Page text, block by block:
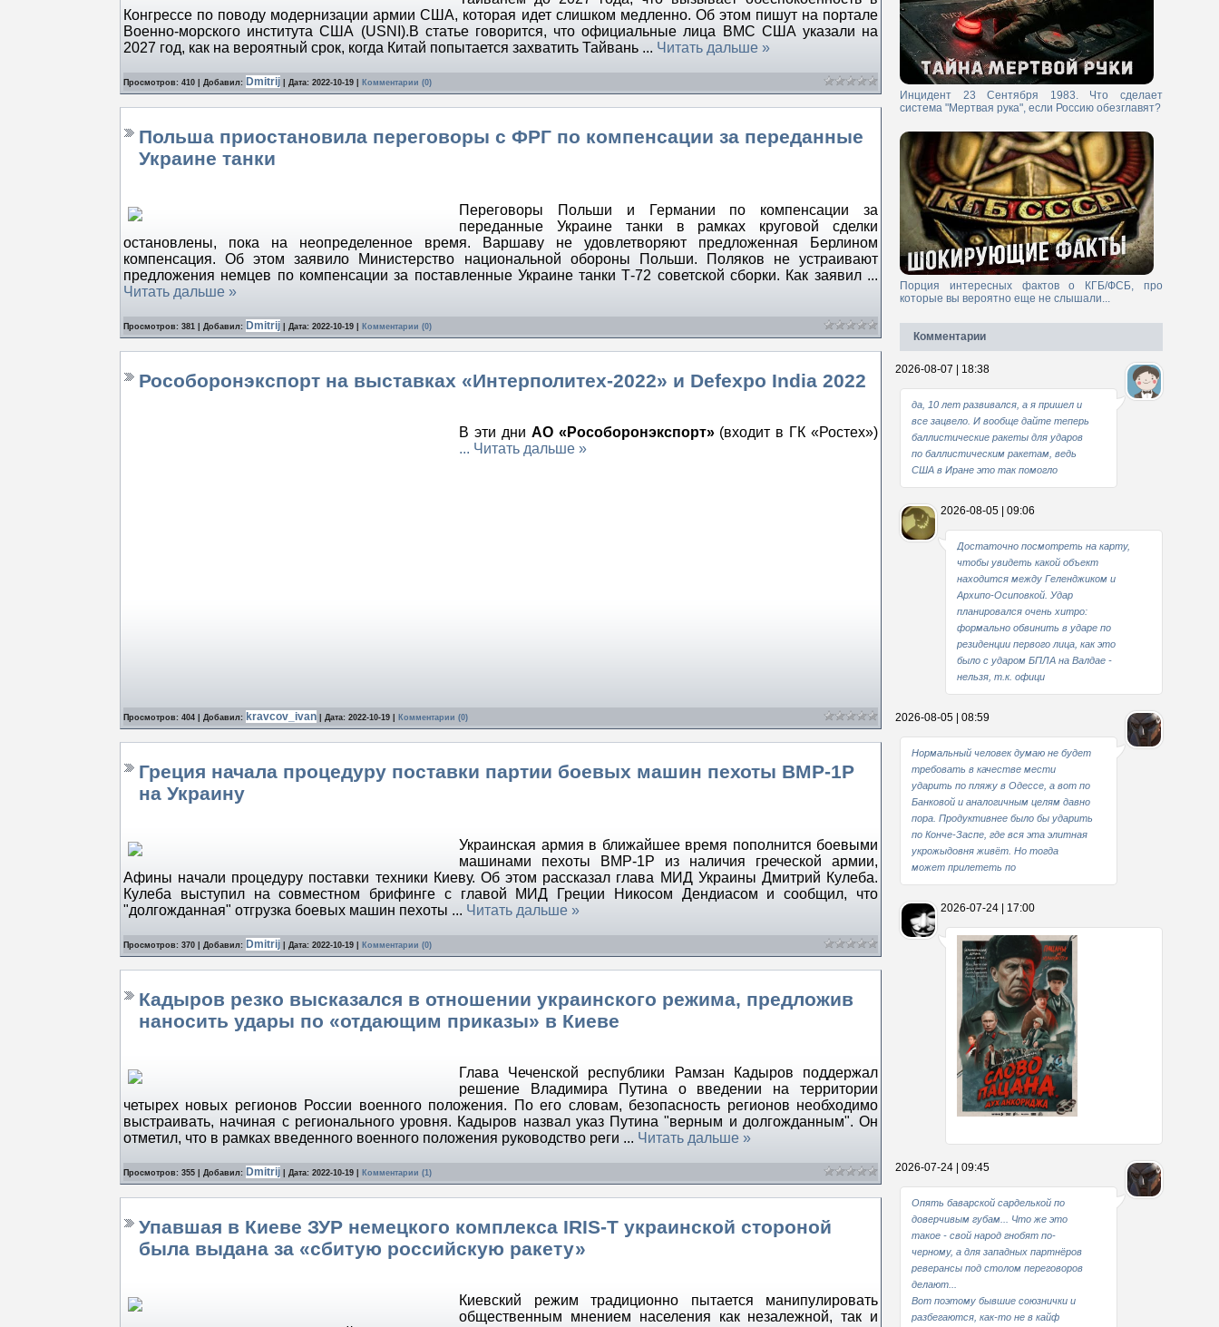
Конгрессе по поводу модернизации армии США, которая идет слишком медленно. Об этом пишут на портале
Военно-морского института США (USNI).В статье говорится, что официальные лица ВМС США указали на
2027 год, как на вероятный срок, когда Китай попытается захватить Тайвань ... Читать дальше »
Просмотров: 410 | Добавил: Dmitrij | Дата: 2022-10-19 Комментарии (0)
Польша приостановила переговоры с ФРГ по компенсации за переданные
Украине танки
Переговоры Польши и Германии по компенсации за
переданные Украине танки в рамках круговой сделки
остановлены, пока на неопределенное время. Варшаву не удовлетворяют предложенная Берлином
компенсация. Об этом заявило Министерство национальной обороны Польши. Поляков не устраивают
предложения немцев по компенсации за поставленные Украине танки Т-72 советской сборки. Как заявил ...
Читать дальше »
Просмотров: 381 | Добавил: Dmitrij | Дата: 2022-10-19 Комментарии (0)
Рособоронэкспорт на выставках «Интерполитех-2022» и Defexpo India 2022
В эти дни АО «Рособоронэкспорт»(входит в ГК «Ростех»)
... Читать дальше »
Просмотров: 404 | Добавил: kravcov_ivan | Дата: 2022-10-19 Комментарии (0)
Греция начала процедуру поставки партии боевых машин пехоты BMP-1P
на Украину
Украинская армия в ближайшее время пополнится боевыми
машинами пехоты BMP-1P из наличия греческой армии,
Афины начали процедуру поставки техники Киеву. Об этом рассказал глава МИД Украины Дмитрий Кулеба.
Кулеба выступил на совместном брифинге с главой МИД Греции Никосом Дендиасом и сообщил, что
"долгожданная" отгрузка боевых машин пехоты ... Читать дальше »
Просмотров: 370 | Добавил: Dmitrij | Дата: 2022-10-19 Комментарии (0)
Кадыров резко высказался в отношении украинского режима, предложив
наносить удары по «отдающим приказы» в Киеве
Глава Чеченской республики Рамзан Кадыров поддержал
решение Владимира Путина о введении на территории
четырех новых регионов России военного положения. По его словам, безопасность регионов необходимо
выстраивать, начиная с регионального уровня. Кадыров назвал указ Путина "верным и долгожданным". Он
отметил, что в рамках введенного военного положения руководство реги ... Читать дальше »
Просмотров: 355 | Добавил: Dmitrij | Дата: 2022-10-19 Комментарии (1)
Упавшая в Киеве ЗУР немецкого комплекса IRIS-T украинской стороной
была выдана за «сбитую российскую ракету»
Киевский режим традиционно пытается манипулировать
общественным мнением населения как незалежной, так и
Инцидент 23 Сентября 1983. Что сделает
система "Мертвая рука", если Россию обезглавят?
Порция интересных фактов о КГБ/ФСБ, про
которые вы вероятно еще не слышали...
Комментарии
2026-08-07 | 18:38
да, 10 лет развивался, а я пришел и
все зацвело. И вообще дайте теперь
баллистические ракеты для ударов
по баллистическим ракетам, ведь
США в Иране это так помогло
2026-08-05 | 09:06
Достаточно посмотреть на карту,
чтобы увидеть какой объект
находится между Геленджиком и
Архипо-Осиповкой. Удар
планировался очень хитро:
формально обвинить в ударе по
резиденции первого лица, как это
было с ударом БПЛА на Валдае -
нельзя, т.к. офици
2026-08-05 | 08:59
Нормальный человек думаю не будет
требовать в качестве мести
ударить по пляжу в Одессе, а вот по
Банковой и аналогичным целям давно
пора. Продуктивнее было бы ударить
по Конче-Заспе, где вся эта элитная
укрожыдовня живёт. Но тогда
может прилететь по
2026-07-24 | 17:00
2026-07-24 | 09:45
Опять баварской сарделькой по
доверчивым губам... Что же это
такое - свой народ гнобят по-
черному, а для западных партнёров
реверансы под столом переговоров
делают...
Вот поэтому бывшие союзнички и
разбегаются, как-то не в кайф